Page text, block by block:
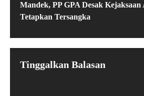
Mandek, PP GPA Desak Kejaksaan
Tetapkan Tersangka
Tinggalkan Balasan